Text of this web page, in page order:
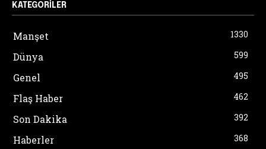
KATEGORILER
Manşet 1330
Dünya 599
Genel 495
Flaş Haber 462
Son Dakika 392
Haberler 368